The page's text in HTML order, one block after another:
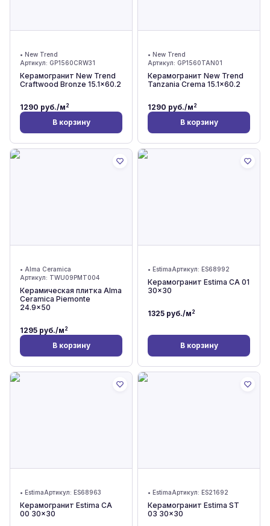
• New Trend
Артикул: GP1560CRW31
Керамогранит New Trend
Craftwood Bronze 15.1x60.2
1290 руб./м2
В корзину
• New Trend
Артикул: GP1560TAN01
Керамогранит New Trend
Tanzania Crema 15.1x60.2
1290 руб./м2
В корзину
• Alma Ceramica
Артикул: TWU09PMT004
Керамическая плитка Alma
Ceramica Piemonte
24.9x50
1295 руб./м2
В корзину
• EstimaАртикул: ES68992
Керамогранит Estima CA 01
30x30
1325 руб./м2
В корзину
• EstimaАртикул: ES68963
Керамогранит Estima CA
00 30x30
• EstimaАртикул: ES21692
Керамогранит Estima ST
03 30x30